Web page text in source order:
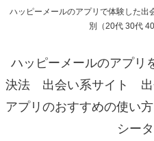
ハッピーメールのアプリで体験した
別（20代 30代
ハッピーメールのアプリ
決法 出会い系サイト
アプリのおすすめの使
シー